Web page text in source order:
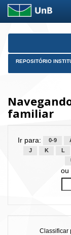
Skip
REPOSITÓRIO
familiar
Ir para: 0-9
J
K L
ou
Classificar